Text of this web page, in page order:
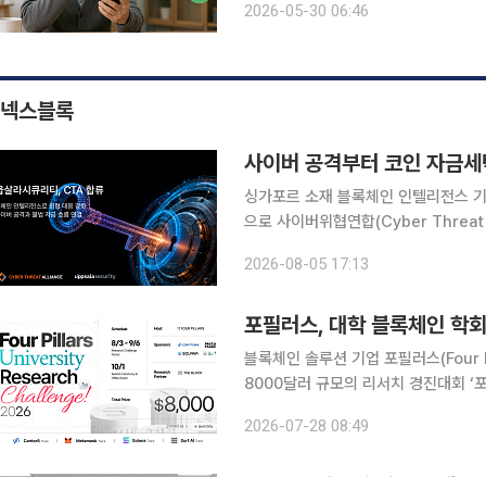
2026-05-30 06:46
넥스블록
사이버 공격부터 코인 자금
싱가포르 소재 블록체인 인텔리전스
으로 사이버위협연합(Cyber Threat
는 위협 정보를 회원사들과 공유한다
2026-08-05 17:13
포필러스, 대학 블록체인 학
블록체인 솔루션 기업 포필러스
8000달러 규모의 리서치 경진대회 ‘
분석하고, 참가자의 독자적인 관점과
2026-07-28 08:49